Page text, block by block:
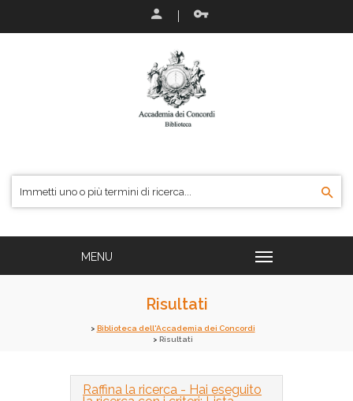
Risultati
Biblioteca dell'Accademia dei Concordi
Risultati
Raffina la ricerca - Hai eseguito